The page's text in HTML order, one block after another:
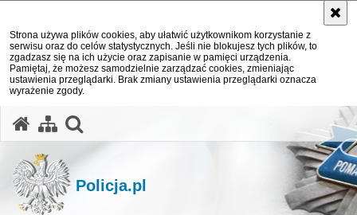
Strona używa plików cookies, aby ułatwić użytkownikom korzystanie z
serwisu oraz do celów statystycznych. Jeśli nie blokujesz tych plików, to
zgadzasz się na ich użycie oraz zapisanie w pamięci urządzenia.
Pamiętaj, że możesz samodzielnie zarządzać cookies, zmieniając
ustawienia przeglądarki. Brak zmiany ustawienia przeglądarki oznacza
wyrażenie zgody.
Policja.pl